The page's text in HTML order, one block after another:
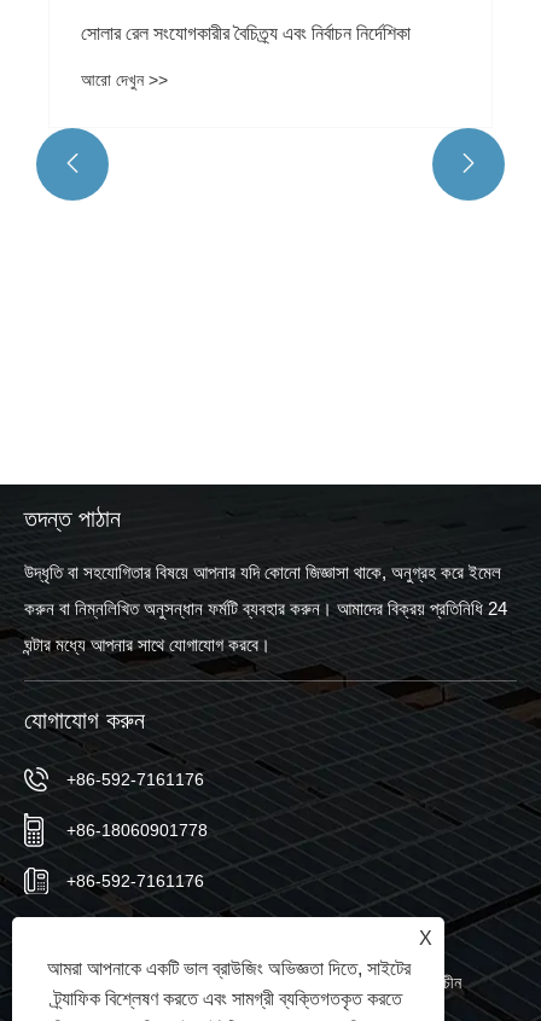
সোলার রেল সংযোগকারীর বৈচিত্র্য এবং নির্বাচন নির্দেশিকা
আরো দেখুন >>
 
তদন্ত পাঠান
উদ্ধৃতি বা সহযোগিতার বিষয়ে আপনার যদি কোনো জিজ্ঞাসা থাকে, অনুগ্রহ করে ইমেল
করুন বা নিম্নলিখিত অনুসন্ধান ফর্মটি ব্যবহার করুন। আমাদের বিক্রয় প্রতিনিধি 24
ঘন্টার মধ্যে আপনার সাথে যোগাযোগ করবে।
যোগাযোগ করুন
+86-592-7161176
+86-18060901778
+86-592-7161176
নং 766 কিশান নর্থ রোড, হুলি জেলা, জিয়ামেন সিটি, ফুজিয়ান প্রদেশ, চীন
X
আমরা আপনাকে একটি ভাল ব্রাউজিং অভিজ্ঞতা দিতে, সাইটের
ট্র্যাফিক বিশ্লেষণ করতে এবং সামগ্রী ব্যক্তিগতকৃত করতে